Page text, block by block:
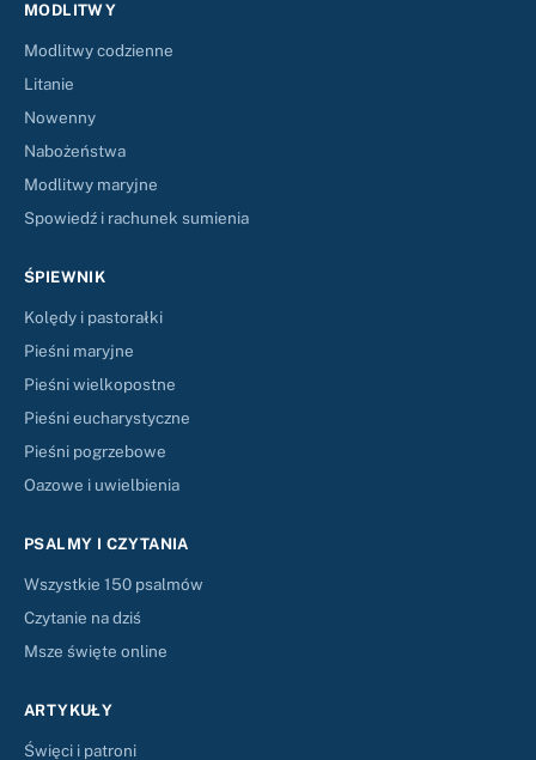
MODLITWY
Modlitwy codzienne
Litanie
Nowenny
Nabożeństwa
Modlitwy maryjne
Spowiedź i rachunek sumienia
ŚPIEWNIK
Kolędy i pastorałki
Pieśni maryjne
Pieśni wielkopostne
Pieśni eucharystyczne
Pieśni pogrzebowe
Oazowe i uwielbienia
PSALMY I CZYTANIA
Wszystkie 150 psalmów
Czytanie na dziś
Msze święte online
ARTYKUŁY
Święci i patroni